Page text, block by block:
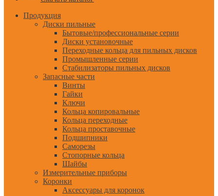
Продукция
Диски пильные
Бытовые/профессиональные серии
Диски установочные
Переходные кольца для пильных дисков
Промышленные серии
Стабилизаторы пильных дисков
Запасные части
Винты
Гайки
Ключи
Кольца копировальные
Кольца переходные
Кольца проставочные
Подшипники
Саморезы
Стопорные кольца
Шайбы
Измерительные приборы
Коронки
Аксессуары для коронок